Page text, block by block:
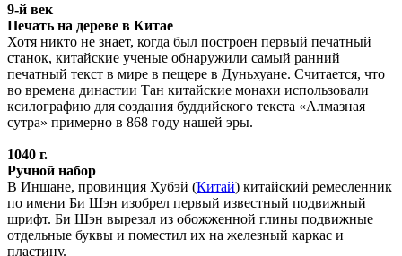
9-й век
Печать на дереве в Китае
Хотя никто не знает, когда был построен первый печатный
станок, китайские ученые обнаружили самый ранний
печатный текст в мире в пещере в Дуньхуане. Считается, что
во времена династии Тан китайские монахи использовали
ксилографию для создания буддийского текста «Алмазная
сутра» примерно в 868 году нашей эры.
1040 г.
Ручной набор
В Иншане, провинция Хубэй (Китай) китайский ремесленник
по имени Би Шэн изобрел первый известный подвижный
шрифт. Би Шэн вырезал из обожженной глины подвижные
отдельные буквы и поместил их на железный каркас и
пластину.